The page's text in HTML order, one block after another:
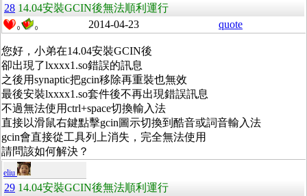
28 14.04安裝GCIN後無法順利運行
0 0 2014-04-23 quote
您好，小弟在14.04安裝GCIN後
卻出現了lxxxx1.so錯誤的訊息
之後用synaptic把gcin移除再重裝也無效
最後安裝lxxxx1.so套件後不再出現錯誤訊息
不過無法使用ctrl+space切換輸入法
直接以滑鼠右鍵點擊gcin圖示切換到酷音或詞音輸入法
gcin會直接從工具列上消失，完全無法使用
請問該如何解決？
eliu
29 14.04安裝GCIN後無法順利運行